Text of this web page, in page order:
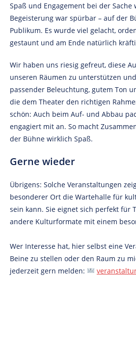
Spaß und Engagement bei der Sache
Begeisterung war spürbar – auf der
Publikum. Es wurde viel gelacht,
gestaunt und am Ende natürlich
Wir haben uns riesig gefreut, diese
unseren Räumen zu unterstützen
passender Beleuchtung, gutem Ton
die dem Theater den richtigen
schön: Auch beim Auf- und Abbau
engagiert mit an. So macht
der Bühne wirklich Spaß.
Gerne wieder
Übrigens: Solche Veranstaltungen
besonderer Ort die Wartehalle für
sein kann. Sie eignet sich perfekt für
andere Kulturformate mit einem
Wer Interesse hat, hier selbst eine
Beine zu stellen oder den Raum zu
jederzeit gern melden: